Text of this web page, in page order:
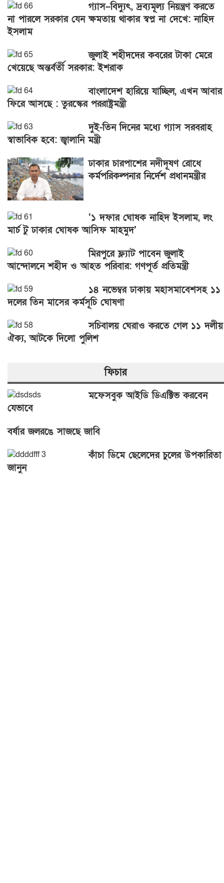
গ্যাস–বিদ্যুৎ, দ্রব্যমূল্য নিয়ন্ত্রণ করতে
না পারলে সরকার যেন ক্ষমতায় থাকার স্বপ্ন না দেখে: নাহিদ
ইসলাম
জুলাই শহীদদের কবরের টাকা মেরে
খেয়েছে অন্তর্বর্তী সরকার: ইশরাক
বাংলাদেশ হারিয়ে যাচ্ছিল, এখন আবার
ফিরে আসছে : তুরস্কের পররাষ্ট্রমন্ত্রী
দুই-তিন দিনের মধ্যে গ্যাস সরবরাহ
স্বাভাবিক হবে: জ্বালানি মন্ত্রী
ঢাকার চারপাশের নদীদূষণ রোধে
কর্মপরিকল্পনার নির্দেশ প্রধানমন্ত্রীর
‘১ দফার ঘোষক নাহিদ ইসলাম, লং
মার্চ টু ঢাকার ঘোষক আসিফ মাহমুদ’
মিরপুরে ফ্ল্যাট পাবেন জুলাই
আন্দোলনে শহীদ ও আহত পরিবার: গণপূর্ত প্রতিমন্ত্রী
১৪ নভেম্বর ঢাকায় মহাসমাবেশসহ ১১
দলের তিন মাসের কর্মসূচি ঘোষণা
সচিবালয় ঘেরাও করতে গেল ১১ দলীয়
ঐক্য, আটকে দিলো পুলিশ
ফিচার
মফেসবুক আইডি ডিএক্টিভ করবেন
যেভাবে
বর্ষার জলরঙে সাজছে জাবি
কাঁচা ডিমে ছেলেদের চুলের উপকারিতা
জানুন